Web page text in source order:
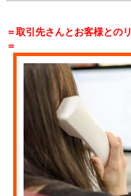
＝取引先さんとお客様との
＝